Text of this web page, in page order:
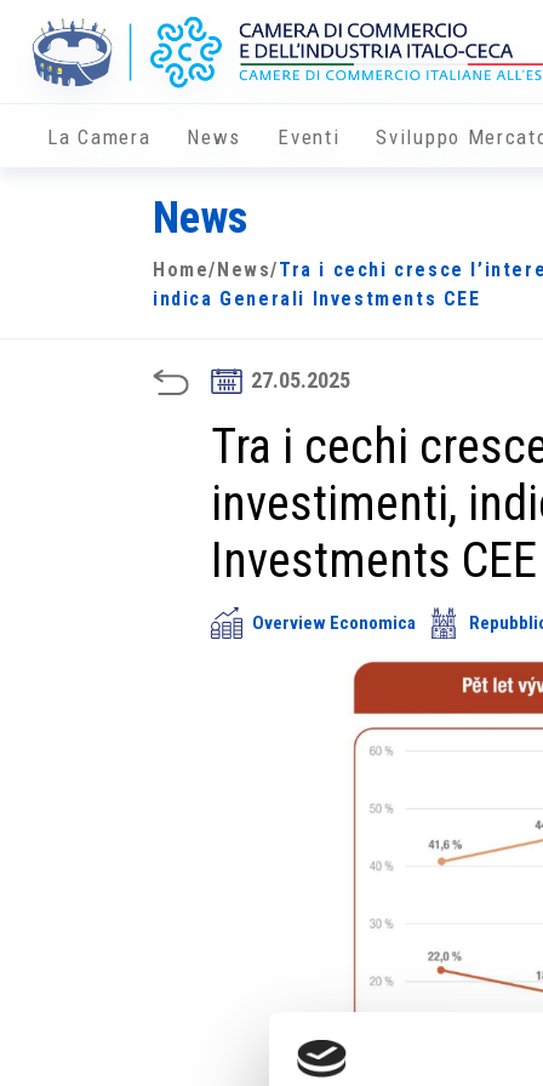
La Camera News Eventi Sviluppo
News
Home/ News/Tra i cechi cresce
indica Generali Investments CEE
27.05.2025
Tra i cechi
investimenti,
Investments CEE
Overview Economica